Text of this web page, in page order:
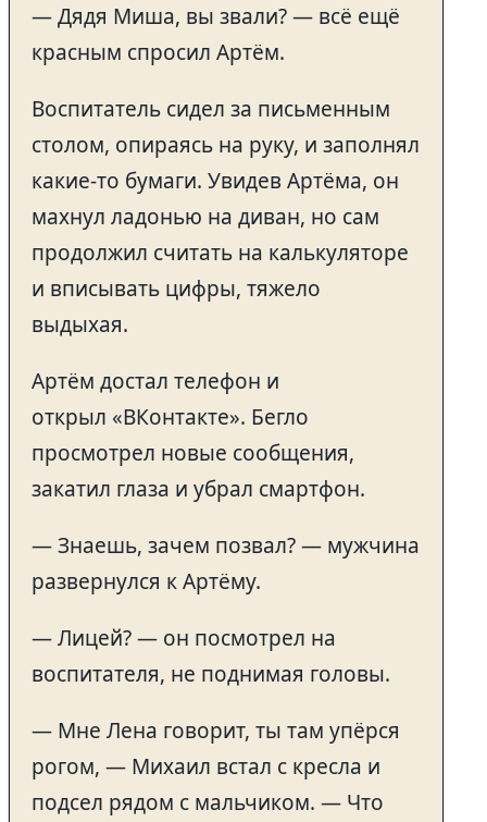
— Дядя Миша, вы звали? — всё ещё
красным спросил Артём.
Воспитатель сидел за письменным
столом, опираясь на руку, и заполнял
какие-то бумаги. Увидев Артёма, он
махнул ладонью на диван, но сам
продолжил считать на калькуляторе
и вписывать цифры, тяжело
выдыхая.
Артём достал телефон и
открыл «ВКонтакте». Бегло
просмотрел новые сообщения,
закатил глаза и убрал смартфон.
— Знаешь, зачем позвал? — мужчина
развернулся к Артёму.
— Лицей? — он посмотрел на
воспитателя, не поднимая головы.
— Мне Лена говорит, ты там упёрся
рогом, — Михаил встал с кресла и
подсел рядом с мальчиком. — Что